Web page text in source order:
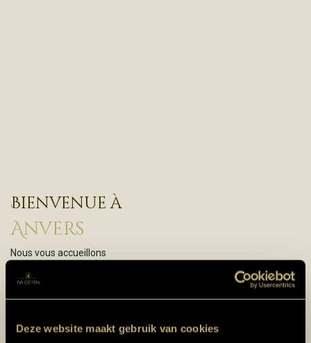
Deze website maakt gebruik van cookies
Bienvenue à
Anvers
Nous vous accueillons
Le samedi de 11h à 17h​
Dimanches et jours fériés |Fermé
24/12, 25/12 et 26/12 : FERMÉ
31/12, 01/01 et 02/01 : FERMÉ​